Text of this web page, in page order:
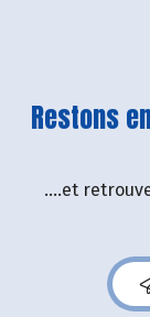
Restons
....et